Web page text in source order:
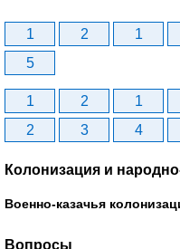
1 2 1
5
1 2 1
2
3 4
Колонизация и
Военно-казачья
Вопросы